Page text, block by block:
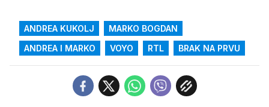
ANDREA KUKOLJ
MARKO BOGDAN
ANDREA I MARKO
VOYO RTL BRAK NA PRVU